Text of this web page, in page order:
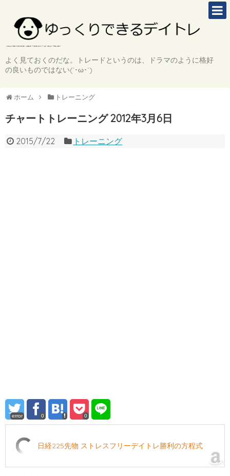
よく見ておくのだな。トレードというのは、ドラマのように格好
の良いものではない(`･ω･´)
ホーム トレーニング
チャートトレーニング 2012年3月6日
2015/7/22 トレーニング
error 0 0
日経225先物 ストレスフリーデイトレ勝利の方程式